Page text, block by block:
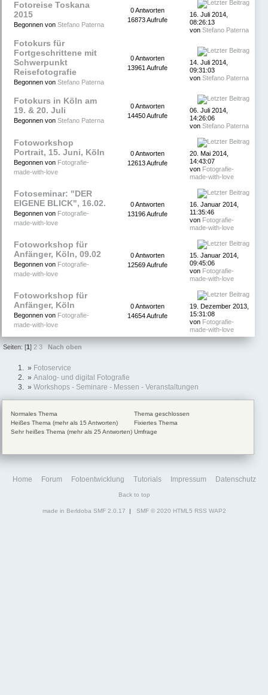
Fotoreise Toskana
2015
Begonnen von Stefano Paterna
0 Antworten
16873 Aufrufe
16. Juli 2014,
08:26:13
von Stefano Paterna
Fotokurs für
Fortgeschrittene mit
Schwerpunkt
Reisefotografie
Begonnen von Stefano Paterna
0 Antworten
13961 Aufrufe
14. Juli 2014,
09:31:03
von Stefano Paterna
Fotokurs in Köln am
19. & 20. Juli
Begonnen von Stefano Paterna
0 Antworten
14450 Aufrufe
06. Juli 2014,
14:26:06
von Stefano Paterna
Fotoworkshop
Portrait, 15. Juni, Köln
Begonnen von Fotografie-
made-with-love
0 Antworten
12613 Aufrufe
20. Mai 2014,
14:43:07
von Fotografie-
made-with-love
Fotoseminar: "DER
EIGENE BLICK", 16.02.
Begonnen von Fotografie-
made-with-love
0 Antworten
13196 Aufrufe
16. Januar 2014,
11:35:46
von Fotografie-
made-with-love
Fotoworkshop für
Anfänger, Köln, 09.02
Begonnen von Fotografie-
made-with-love
0 Antworten
12569 Aufrufe
15. Januar 2014,
09:45:06
von Fotografie-
made-with-love
Fotoworkshop für
Anfänger, Köln
Begonnen von Fotografie-
made-with-love
0 Antworten
14654 Aufrufe
19. Dezember 2013,
15:31:08
von Fotografie-
made-with-love
Seiten: [1]2 3 Nach oben
» Fotoservice
» Analog- und digital Fotografie
» Workshops - Seminare - Messen - Veranstaltungen
Normales Thema
Heißes Thema (mehr als 15 Antworten)
Sehr heißes Thema (mehr als 25 Antworten)
Thema geschlossen
Fixiertes Thema
Umfrage
Home Forum Fotoentwicklung Tutorials Impressum Datenschutz
Back to top
made in Berldoba SMF 2.0.17 | SMF © 2020 HTML5 RSS WAP2